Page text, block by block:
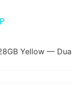
Yellow —